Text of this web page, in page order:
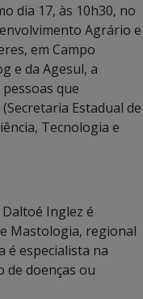
dia 17, às 10h30, no
Agrário e
em Campo
e da Agesul, a
que
Estadual de
Tecnologia e
Inglez é
Mastologia, regional
é especialista na
de doenças ou